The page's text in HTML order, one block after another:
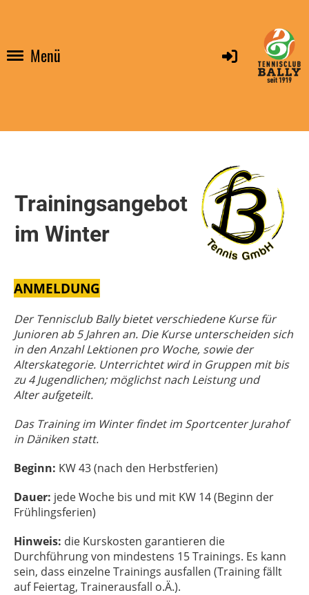
Menü
Trainingsangebot
im Winter
ANMELDUNG
Der Tennisclub Bally bietet verschiedene Kurse für
Junioren ab 5 Jahren an. Die Kurse unterscheiden sich
in den Anzahl Lektionen pro Woche, sowie der
Alterskategorie. Unterrichtet wird in Gruppen mit bis
zu 4 Jugendlichen; möglichst nach Leistung und
Alteraufgeteilt.
Das Training im Winter findet im Sportcenter Jurahof
in Däniken statt.
Beginn: KW 43 (nach den Herbstferien)
Dauer: jede Woche bis und mit KW 14 (Beginn der
Frühlingsferien)
Hinweis: die Kurskosten garantieren die
Durchführung von mindestens 15 Trainings. Es kann
sein, dass einzelne Trainings ausfallen (Training fällt
auf Feiertag, Trainerausfall o.Ä.).